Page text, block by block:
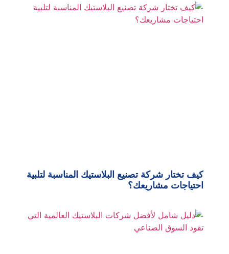
كيف تختار شركة تصنيع البلاستيك المناسبة لتلبية
احتياجات مشاريعك؟